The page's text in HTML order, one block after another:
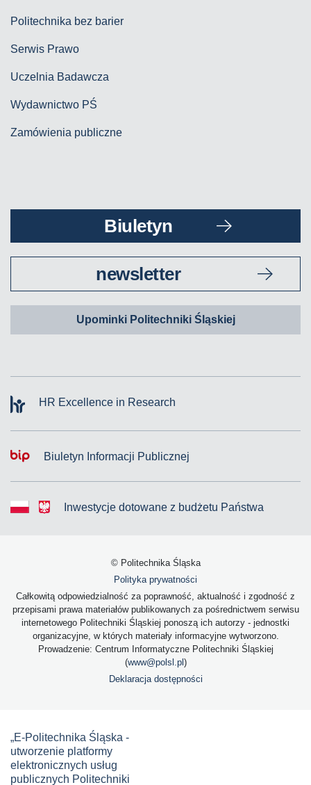
Politechnika bez barier
Serwis Prawo
Uczelnia Badawcza
Wydawnictwo PŚ
Zamówienia publiczne
Biuletyn
newsletter
Upominki Politechniki Śląskiej
HR Excellence in Research
Biuletyn Informacji Publicznej
Inwestycje dotowane z budżetu Państwa
© Politechnika Śląska
Polityka prywatności
Całkowitą odpowiedzialność za poprawność, aktualność i zgodność z
przepisami prawa materiałów publikowanych za pośrednictwem serwisu
internetowego Politechniki Śląskiej ponoszą ich autorzy - jednostki
organizacyjne, w których materiały informacyjne wytworzono.
Prowadzenie: Centrum Informatyczne Politechniki Śląskiej
(www@polsl.pl )
Deklaracja dostępności
„E-Politechnika Śląska -
utworzenie platformy
elektronicznych usług
publicznych Politechniki